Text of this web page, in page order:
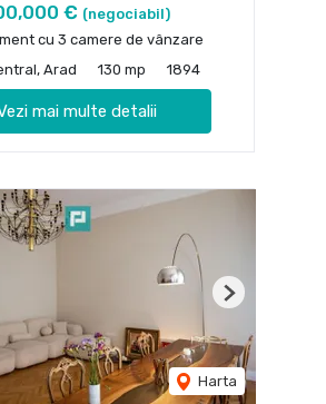
€ (negociabil)
cu 3 camere de vânzare
Arad
130 mp 1894
mai multe detalii
Harta
Next